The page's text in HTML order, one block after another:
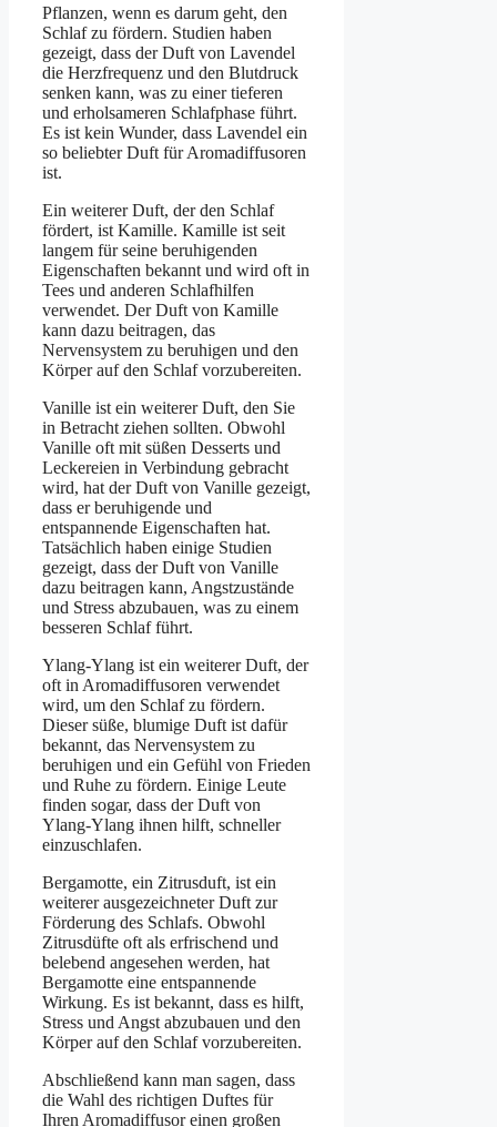
Pflanzen, wenn es darum geht, den
Schlaf zu fördern. Studien haben
gezeigt, dass der Duft von Lavendel
die Herzfrequenz und den Blutdruck
senken kann, was zu einer tieferen
und erholsameren Schlafphase führt.
Es ist kein Wunder, dass Lavendel ein
so beliebter Duft für Aromadiffusoren
ist.
Ein weiterer Duft, der den Schlaf
fördert, ist Kamille. Kamille ist seit
langem für seine beruhigenden
Eigenschaften bekannt und wird oft in
Tees und anderen Schlafhilfen
verwendet. Der Duft von Kamille
kann dazu beitragen, das
Nervensystem zu beruhigen und den
Körper auf den Schlaf vorzubereiten.
Vanille ist ein weiterer Duft, den Sie
in Betracht ziehen sollten. Obwohl
Vanille oft mit süßen Desserts und
Leckereien in Verbindung gebracht
wird, hat der Duft von Vanille gezeigt,
dass er beruhigende und
entspannende Eigenschaften hat.
Tatsächlich haben einige Studien
gezeigt, dass der Duft von Vanille
dazu beitragen kann, Angstzustände
und Stress abzubauen, was zu einem
besseren Schlaf führt.
Ylang-Ylang ist ein weiterer Duft, der
oft in Aromadiffusoren verwendet
wird, um den Schlaf zu fördern.
Dieser süße, blumige Duft ist dafür
bekannt, das Nervensystem zu
beruhigen und ein Gefühl von Frieden
und Ruhe zu fördern. Einige Leute
finden sogar, dass der Duft von
Ylang-Ylang ihnen hilft, schneller
einzuschlafen.
Bergamotte, ein Zitrusduft, ist ein
weiterer ausgezeichneter Duft zur
Förderung des Schlafs. Obwohl
Zitrusdüfte oft als erfrischend und
belebend angesehen werden, hat
Bergamotte eine entspannende
Wirkung. Es ist bekannt, dass es hilft,
Stress und Angst abzubauen und den
Körper auf den Schlaf vorzubereiten.
Abschließend kann man sagen, dass
die Wahl des richtigen Duftes für
Ihren Aromadiffusor einen großen